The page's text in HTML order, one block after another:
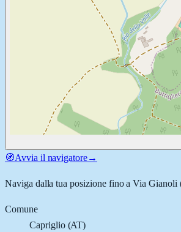
🧭Avvia il navigatore→
Naviga dalla tua posizione fino aVia Gianoli
Comune
Capriglio(AT)